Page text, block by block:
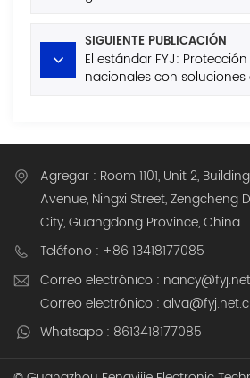
SIGUIENTE PUBLICACIÓN
El estándar FYJ:
nacionales con
Agregar : Room 1101, Unit 2,
Avenue, Ningxi Street, Zengcheng
City, Guangdong Province, China
Teléfono : +86 13418177085
Correo electrónico :
Correo electrónico :
Whatsapp : 8613418177085